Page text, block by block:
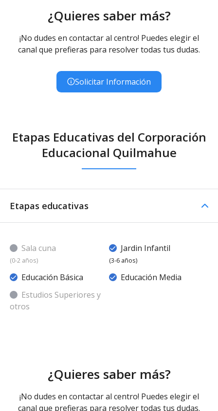
¿Quieres saber más?
¡No dudes en contactar al centro! Puedes elegir el
canal que prefieras para resolver todas tus dudas.
Solicitar Información
Etapas Educativas del Corporación
Educacional Quilmahue
Etapas educativas
Sala cuna
(0-2 años)
Jardin Infantil
(3-6 años)
Educación Básica
Educación Media
Estudios Superiores y
otros
¿Quieres saber más?
¡No dudes en contactar al centro! Puedes elegir el
canal que prefieras para resolver todas tus dudas.